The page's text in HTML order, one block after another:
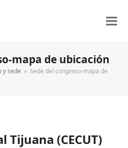
mapa de ubicación
y sede » Sede del congreso-mapa de
(CECUT)